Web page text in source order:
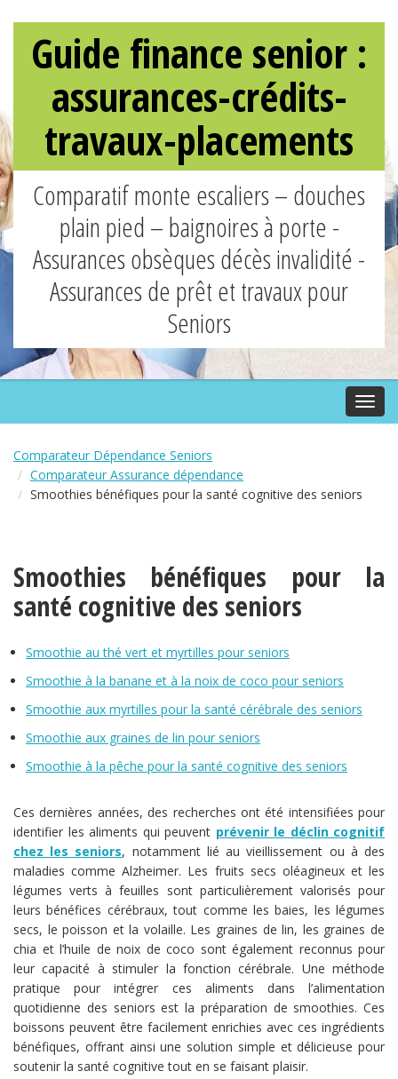
Guide finance senior :
assurances-crédits-
travaux-placements
Comparatif monte escaliers – douches
plain pied – baignoires à porte -
Assurances obsèques décès invalidité -
Assurances de prêt et travaux pour
Seniors
Comparateur Dépendance Seniors
Comparateur Assurance dépendance
Smoothies bénéfiques pour la santé cognitive des seniors
Smoothies bénéfiques pour la
santé cognitive des seniors
Smoothie au thé vert et myrtilles pour seniors
Smoothie à la banane et à la noix de coco pour seniors
Smoothie aux myrtilles pour la santé cérébrale des seniors
Smoothie aux graines de lin pour seniors
Smoothie à la pêche pour la santé cognitive des seniors
Ces dernières années, des recherches ont été intensifiées pour
identifier les aliments qui peuvent prévenir le déclin cognitif
chez les seniors, notamment lié au vieillissement ou à des
maladies comme Alzheimer. Les fruits secs oléagineux et les
légumes verts à feuilles sont particulièrement valorisés pour
leurs bénéfices cérébraux, tout comme les baies, les légumes
secs, le poisson et la volaille. Les graines de lin, les graines de
chia et l’huile de noix de coco sont également reconnus pour
leur capacité à stimuler la fonction cérébrale. Une méthode
pratique pour intégrer ces aliments dans l’alimentation
quotidienne des seniors est la préparation de smoothies. Ces
boissons peuvent être facilement enrichies avec ces ingrédients
bénéfiques, offrant ainsi une solution simple et délicieuse pour
soutenir la santé cognitive tout en se faisant plaisir.